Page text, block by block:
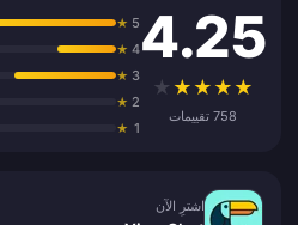
4.25
★
★
★
★
★
758 تقييمات
5
★
4
★
3
★
2
★
1
★
اشترِ الآن